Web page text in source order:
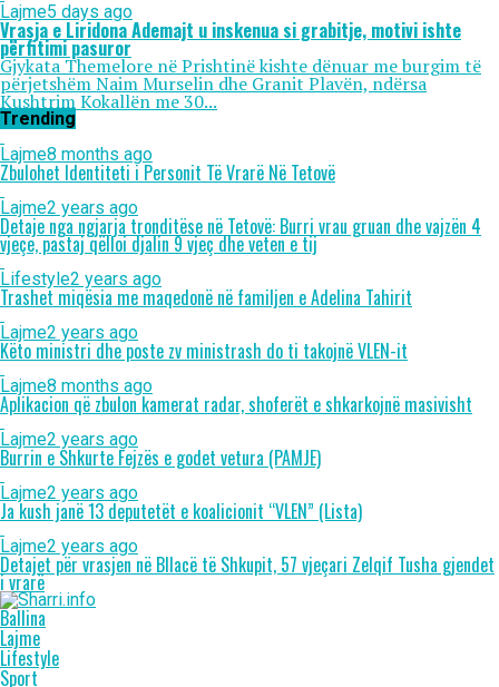
Lajme5 days ago
Vrasja e Liridona Ademajt u inskenua si grabitje, motivi ishte
përfitimi pasuror
Gjykata Themelore në Prishtinë kishte dënuar me burgim të
përjetshëm Naim Murselin dhe Granit Plavën, ndërsa
Kushtrim Kokallën me 30...
Trending
Lajme8 months ago
Zbulohet Identiteti i Personit Të Vrarë Në Tetovë
Lajme2 years ago
Detaje nga ngjarja tronditëse në Tetovë: Burri vrau gruan dhe vajzën 4
vjeçe, pastaj qëlloi djalin 9 vjeç dhe veten e tij
Lifestyle2 years ago
Trashet miqësia me maqedonë në familjen e Adelina Tahirit
Lajme2 years ago
Këto ministri dhe poste zv ministrash do ti takojnë VLEN-it
Lajme8 months ago
Aplikacion që zbulon kamerat radar, shoferët e shkarkojnë masivisht
Lajme2 years ago
Burrin e Shkurte Fejzës e godet vetura (PAMJE)
Lajme2 years ago
Ja kush janë 13 deputetët e koalicionit “VLEN” (Lista)
Lajme2 years ago
Detajet për vrasjen në Bllacë të Shkupit, 57 vjeçari Zelqif Tusha gjendet
i vrarë
Ballina
Lajme
Lifestyle
Sport